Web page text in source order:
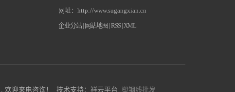
网址：http://www.sugangxian.cn
企业分站| 网站地图 |RSS|XML
, 欢迎来电咨询！ 技术支持：祥云平台 塑钢线批发